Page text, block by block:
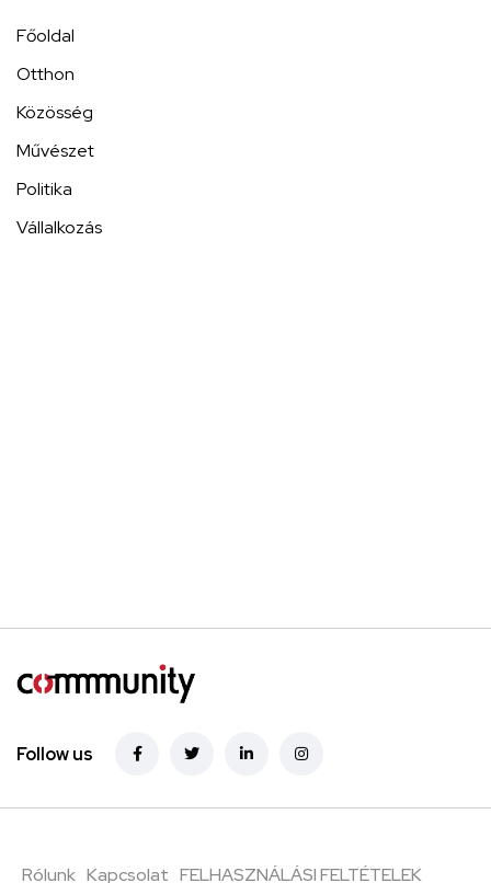
Főoldal
Otthon
Közösség
Művészet
Politika
Vállalkozás
Follow us
Rólunk Kapcsolat FELHASZNÁLÁSI FELTÉTELEK